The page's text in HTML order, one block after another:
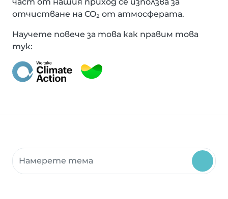
отчистване на CO₂ от атмосферата.
Научете повече за това как правим това
тук:
Търсене на ресурси на общността